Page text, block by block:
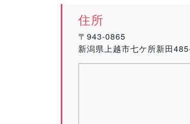
住所
〒943-0865
新潟県上越市七ケ所新田